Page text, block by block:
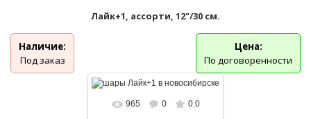
Лайк+1, ассорти, 12"/30 см.
Наличие:
Под заказ
Цена:
По договоренности
В реальном размере
965 0 0.0